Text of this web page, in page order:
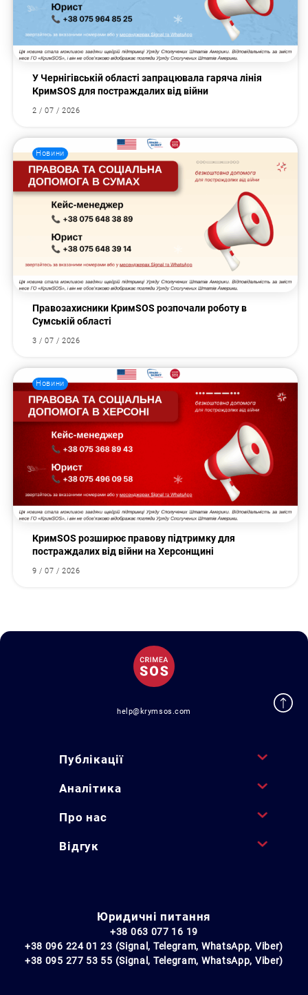
У Чернігівській області запрацювала гаряча лінія
КримSOS для постраждалих від війни
2 / 07 / 2026
Новини
Правозахисники КримSOS розпочали роботу в
Сумській області
3 / 07 / 2026
Новини
КримSOS розширює правову підтримку для
постраждалих від війни на Херсонщині
9 / 07 / 2026
help@krymsos.com
Публікації
Аналітика
Про нас
Відгук
Юридичні питання
+38 063 077 16 19
+38 096 224 01 23 (Signal, Telegram, WhatsApp, Viber)
+38 095 277 53 55 (Signal, Telegram, WhatsApp, Viber)